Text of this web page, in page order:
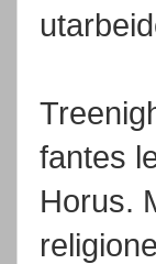
fantes
Horus.